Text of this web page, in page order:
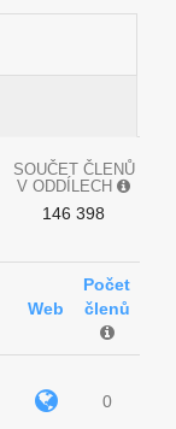
SOUČET ČLENŮ
V ODDÍLECH
146 398
Web
Počet
členů
0